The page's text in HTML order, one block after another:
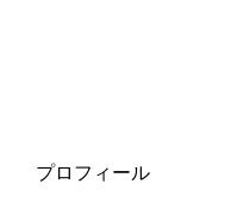
プロフィール